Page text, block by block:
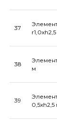
37
38
м
39